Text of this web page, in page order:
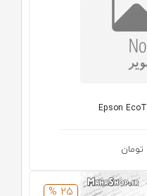
تومان
25 %